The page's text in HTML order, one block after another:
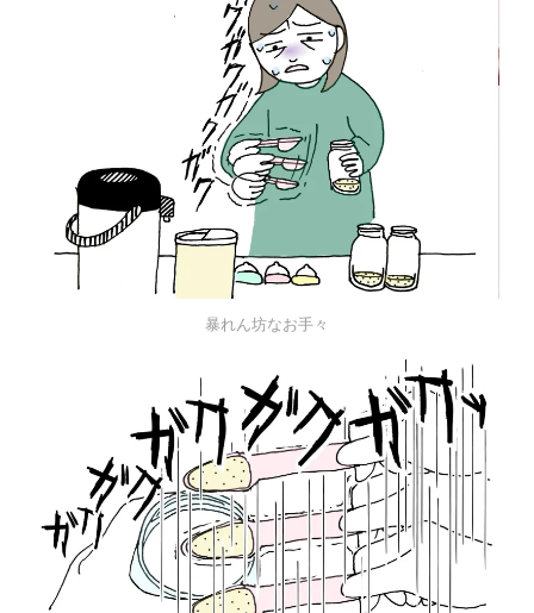
暴れん坊なお手々